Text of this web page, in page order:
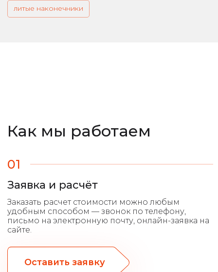
литые наконечники
Как мы работаем
01
Заявка и расчёт
Оставить заявку